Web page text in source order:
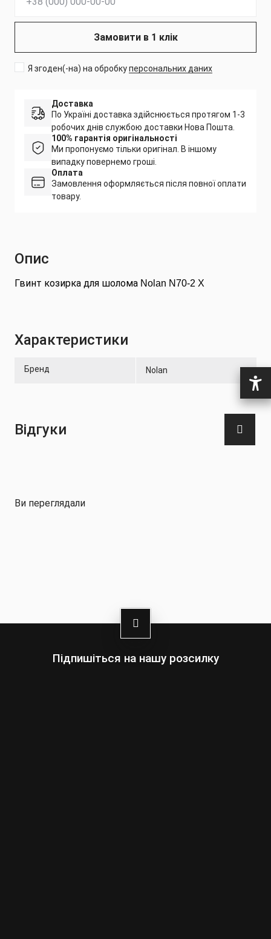
Замовити в 1 клік
Я згоден(-на) на обробкуперсональних даних
Доставка
По Україні доставка здійснюється протягом 1-3
робочих днів службою доставки Нова Пошта.
100% гарантія оригінальності
Ми пропонуємо тільки оригінал. В іншому
випадку повернемо гроші.
Оплата
Замовлення оформляється після повної оплати
товару.
Опис
Гвинт козирка для шолома Nolan N70-2 X
Характеристики
Бренд Nolan
Відгуки
Ви переглядали
Підпишіться на нашу розсилку